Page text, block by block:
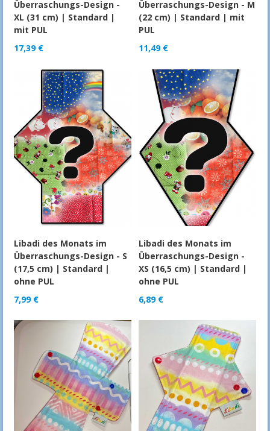
Überraschungs-Design -
XL (31 cm) | Standard |
mit PUL
17,39 €
Überraschungs-Design - M
(22 cm) | Standard | mit
PUL
11,49 €
Libadi des Monats im
Überraschungs-Design - S
(17,5 cm) | Standard |
ohne PUL
7,99 €
Libadi des Monats im
Überraschungs-Design -
XS (16,5 cm) | Standard |
ohne PUL
6,89 €